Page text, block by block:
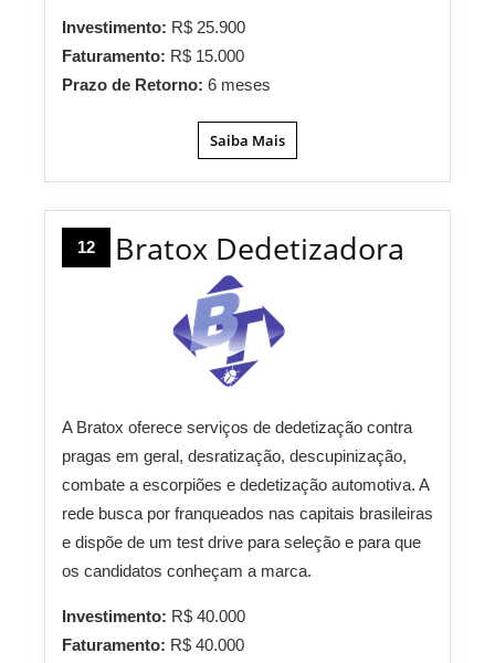
Investimento: R$ 25.900
Faturamento: R$ 15.000
Prazo de Retorno: 6 meses
Saiba Mais
12 Bratox Dedetizadora
A Bratox oferece serviços de dedetização contra
pragas em geral, desratização, descupinização,
combate a escorpiões e dedetização automotiva. A
rede busca por franqueados nas capitais brasileiras
e dispõe de um test drive para seleção e para que
os candidatos conheçam a marca.
Investimento: R$ 40.000
Faturamento: R$ 40.000